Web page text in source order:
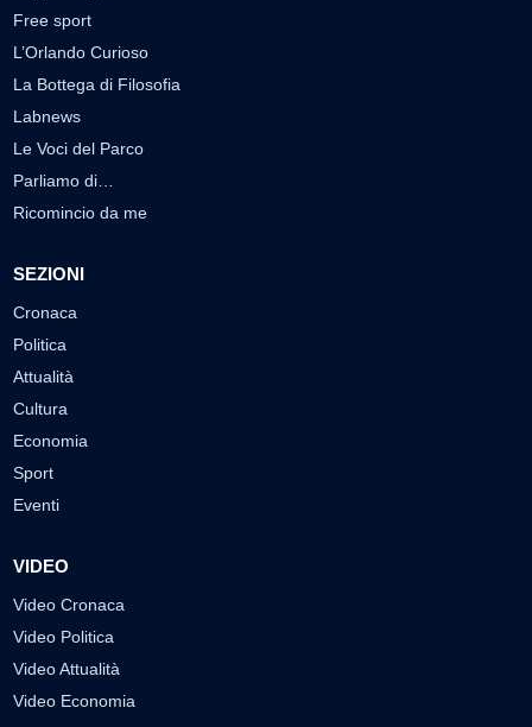
Free sport
L’Orlando Curioso
La Bottega di Filosofia
Labnews
Le Voci del Parco
Parliamo di…
Ricomincio da me
SEZIONI
Cronaca
Politica
Attualità
Cultura
Economia
Sport
Eventi
VIDEO
Video Cronaca
Video Politica
Video Attualità
Video Economia